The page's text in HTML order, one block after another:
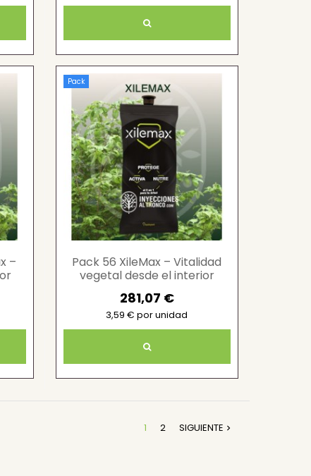
–
Pack
Pack 56 XileMax – Vitalidad
vegetal desde el interior
281,07 €
3,59 € por unidad
1 2 SIGUIENTE 